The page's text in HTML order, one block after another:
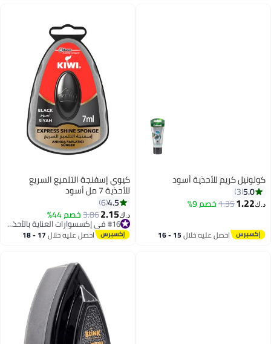
كولونيل كريم للأحذية أسود
5.0
3
د.ك‏1.22
1.35خصم 9%
احصل عليه خلال 15 - 16
كيوي إسفنجة التلميع السريع
للأحذية 7 مل أسود
4.5
6
د.ك‏2.15
3.86خصم 44%
#16 في إكسسوارات العناية بالأحذية النسائية
احصل عليه خلال 17 - 18